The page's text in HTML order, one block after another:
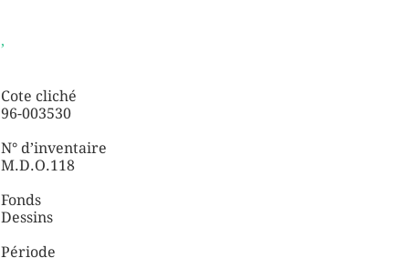
,
Cote cliché
96-003530
N° d’inventaire
M.D.O.118
Fonds
Dessins
Période